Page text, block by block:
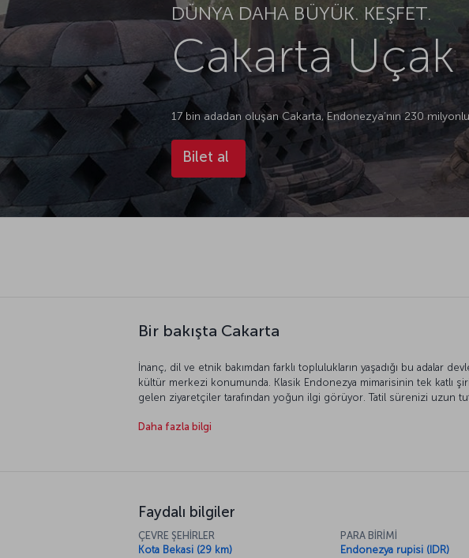
DÜNYA DAHA BÜYÜK. KEŞFET.
Cakarta Uçak
17 bin adadan oluşan Cakarta, Endonezya’nın 230
Bilet al
Bir bakışta Cakarta
İnanç, dil ve etnik bakımdan farklı toplulukların yaşadığı bu adalar
kültür merkezi konumunda. Klasik Endonezya mimarisinin tek katlı
gelen ziyaretçiler tarafından yoğun ilgi görüyor. Tatil sürenizi uzun
Daha fazla bilgi
Faydalı bilgiler
ÇEVRE ŞEHİRLER
Kota Bekasi (29 km)
PARA BİRİMİ
Endonezya rupisi (IDR)